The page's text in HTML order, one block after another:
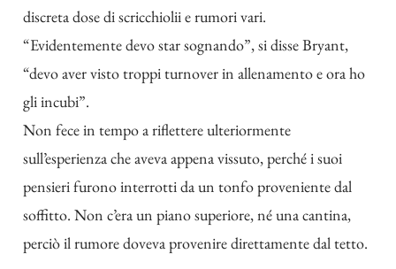
discreta dose di scricchiolii e rumori vari.
“Evidentemente devo star sognando”, si disse Bryant,
“devo aver visto troppi turnover in allenamento e ora ho
gli incubi”.
Non fece in tempo a riflettere ulteriormente
sull’esperienza che aveva appena vissuto, perché i suoi
pensieri furono interrotti da un tonfo proveniente dal
soffitto. Non c’era un piano superiore, né una cantina,
perciò il rumore doveva provenire direttamente dal tetto.